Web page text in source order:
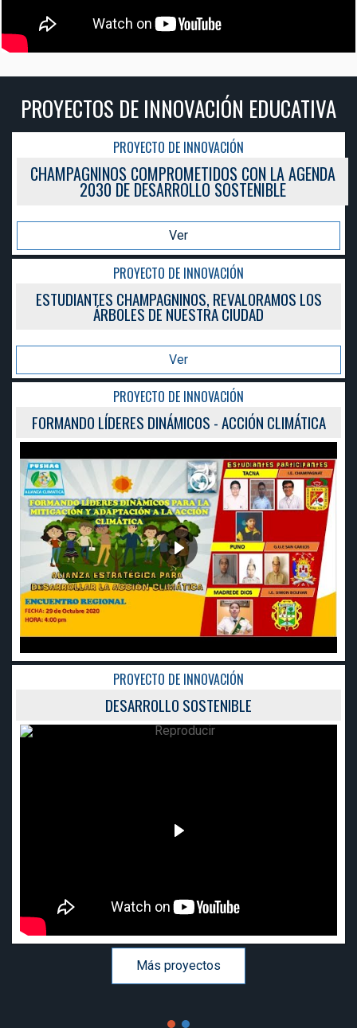
PROYECTOS DE INNOVACIÓN EDUCATIVA
PROYECTO DE INNOVACIÓN
CHAMPAGNINOS COMPROMETIDOS CON LA AGENDA
2030 DE DESARROLLO SOSTENIBLE
Ver
PROYECTO DE INNOVACIÓN
ESTUDIANTES CHAMPAGNINOS, REVALORAMOS LOS
ÁRBOLES DE NUESTRA CIUDAD
Ver
PROYECTO DE INNOVACIÓN
FORMANDO LÍDERES DINÁMICOS - ACCIÓN CLIMÁTICA
PROYECTO DE INNOVACIÓN
DESARROLLO SOSTENIBLE
Más proyectos